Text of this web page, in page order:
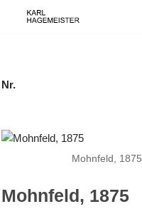
Nr.
Mohnfeld, 1875
Mohnfeld, 1875